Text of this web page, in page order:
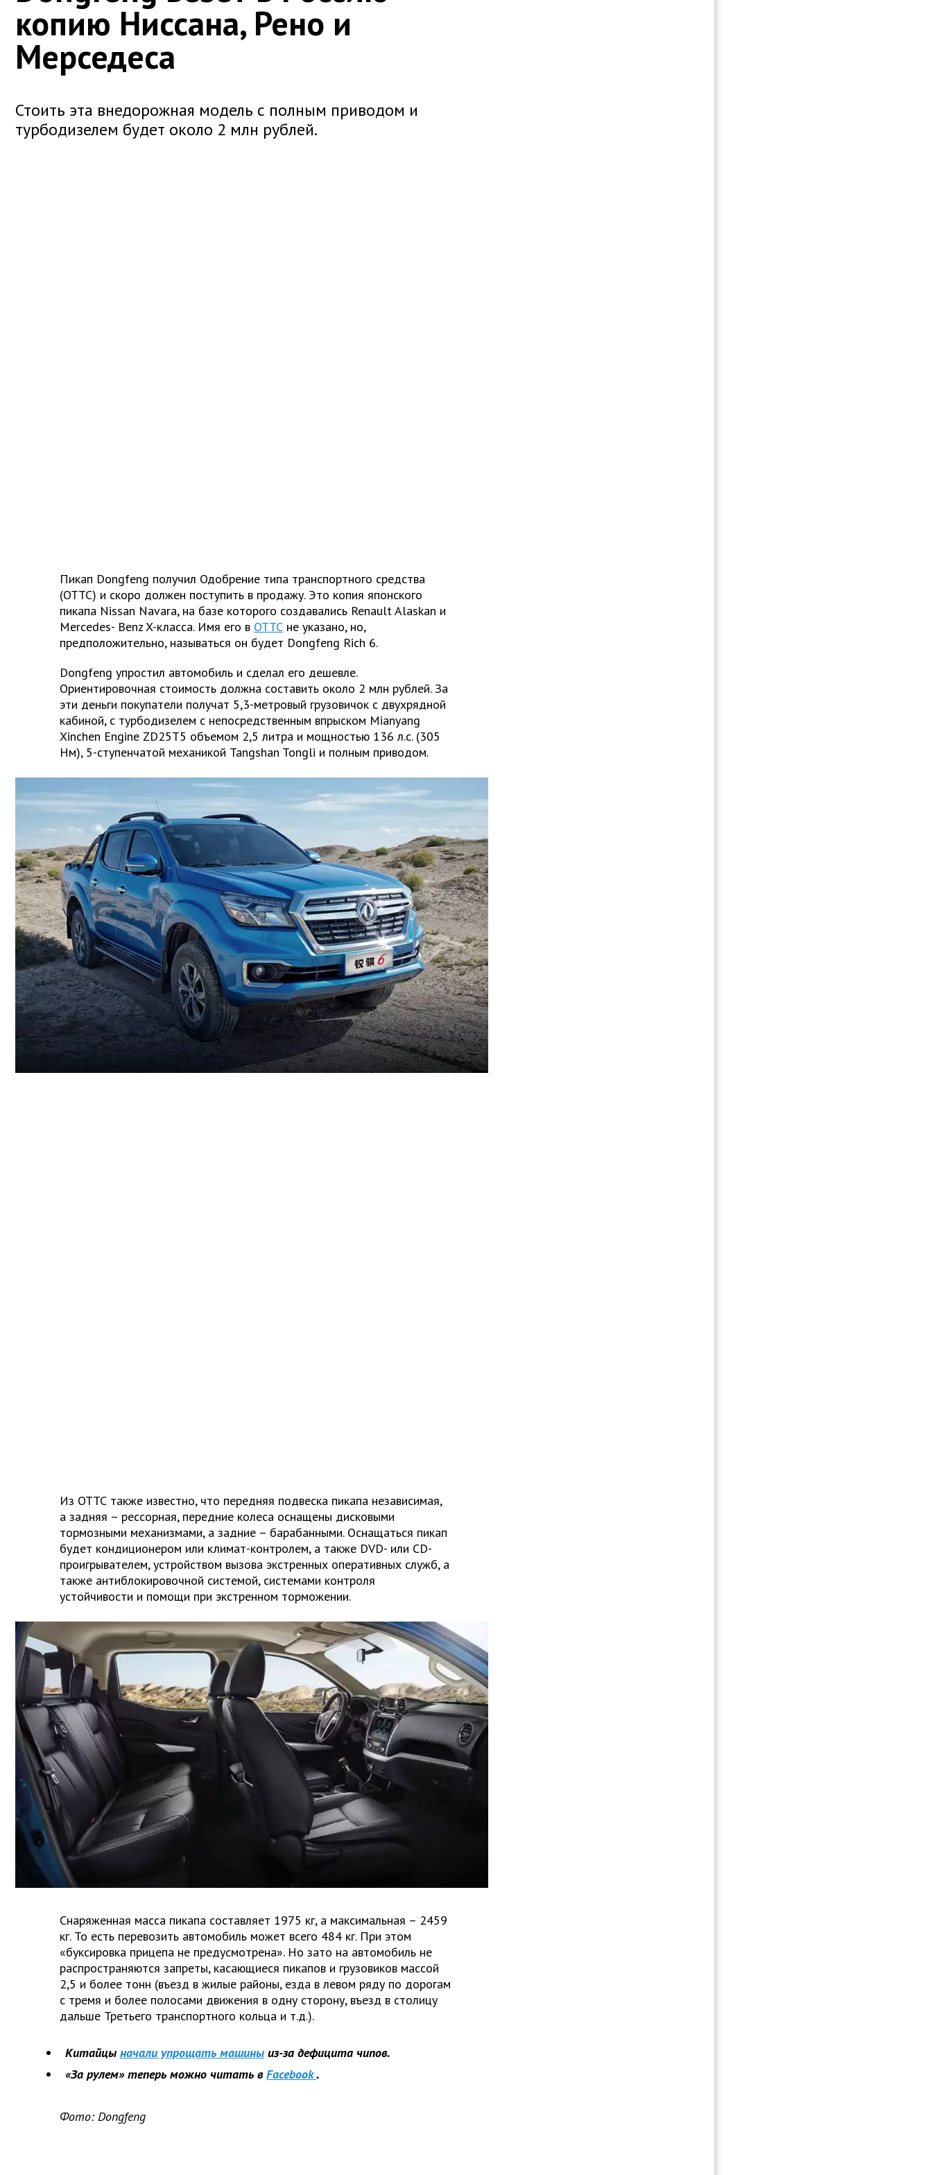
копию Ниссана, Рено и
Мерседеса
Стоить эта внедорожная модель с полным приводом и
турбодизелем будет около 2 млн рублей.
Пикап Dongfeng получил Одобрение типа транспортного средства
(ОТТС) и скоро должен поступить в продажу. Это копия японского
пикапа Nissan Navara, на базе которого создавались Renault Alaskan и
Mercedes- BenzX-класса. Имя его в ОТТС не указано, но,
предположительно, называться он будет Dongfeng Rich 6.
Dongfeng упростил автомобиль и сделал его дешевле.
Ориентировочная стоимость должна составить около 2 млн рублей. За
эти деньги покупатели получат 5,3-метровый грузовичок с двухрядной
кабиной, с турбодизелем с непосредственным впрыском Mianyang
Xinchen Engine ZD25T5 объемом 2,5 литра и мощностью 136 л.с. (305
Нм), 5-ступенчатой механикой Tangshan Tongli и полным приводом.
Из ОТТС также известно, что передняя подвеска пикапа независимая,
а задняя – рессорная, передние колеса оснащены дисковыми
тормозными механизмами, а задние – барабанными. Оснащаться пикап
будет кондиционером или климат-контролем, а также DVD- или CD-
проигрывателем, устройством вызова экстренных оперативных служб, а
также антиблокировочной системой, системами контроля
устойчивости и помощи при экстренном торможении.
Снаряженная масса пикапа составляет 1975 кг, а максимальная – 2459
кг. То есть перевозить автомобиль может всего 484 кг. При этом
«буксировка прицепа не предусмотрена». Но зато на автомобиль не
распространяются запреты, касающиеся пикапов и грузовиков массой
2,5 и более тонн (въезд в жилые районы, езда в левом ряду по дорогам
с тремя и более полосами движения в одну сторону, въезд в столицу
дальше Третьего транспортного кольца и т.д.).
Китайцы начали упрощать машиныиз-за дефицита чипов.
«За рулем» теперь можно читать в Facebook.
Фото: Dongfeng